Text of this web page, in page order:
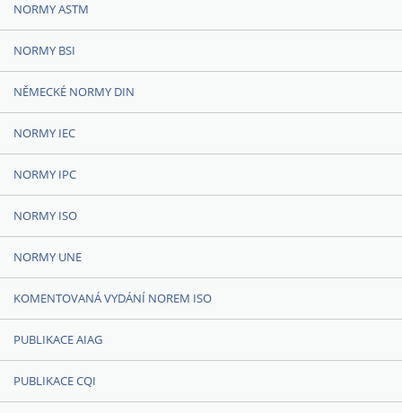
NORMY ASTM
NORMY BSI
NĚMECKÉ NORMY DIN
NORMY IEC
NORMY IPC
NORMY ISO
NORMY UNE
KOMENTOVANÁ VYDÁNÍ NOREM ISO
PUBLIKACE AIAG
PUBLIKACE CQI